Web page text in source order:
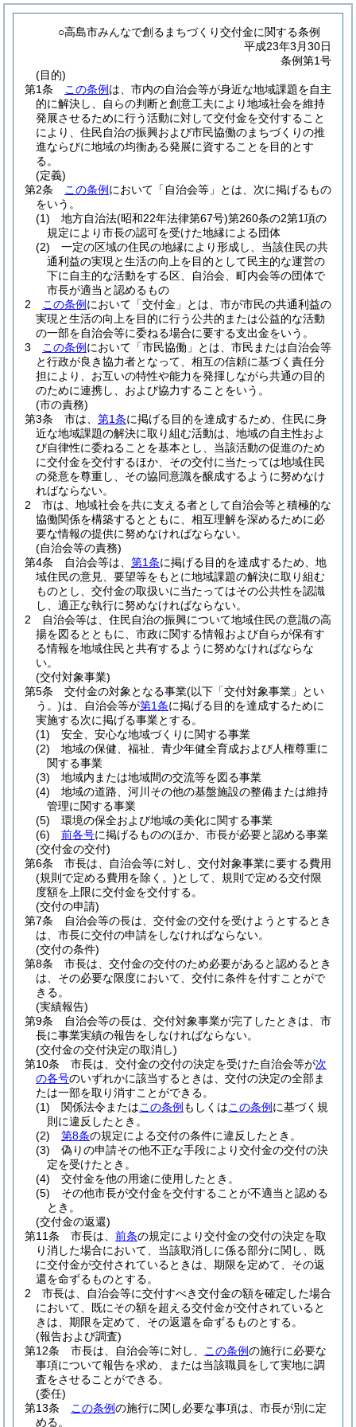
○高島市みんなで創るまちづくり交付金に関する条例
平成23年3月30日
条例第1号
(目的)
第1条
この条例 は、市内の自治会等が身近な地域課題を自主
的に解決し、自らの判断と創意工夫により地域社会を維持
発展させるために行う活動に対して交付金を交付すること
により、住民自治の振興および市民協働のまちづくりの推
進ならびに地域の均衡ある発展に資することを目的とす
る。
(定義)
第2条
この条例 において「自治会等」とは、次に掲げるもの
をいう。
(1)
地方自治法(昭和22年法律第67号)第260条の2第1項の
規定により市長の認可を受けた地縁による団体
(2)
一定の区域の住民の地縁により形成し、当該住民の共
通利益の実現と生活の向上を目的として民主的な運営の
下に自主的な活動をする区、自治会、町内会等の団体で
市長が適当と認めるもの
2
この条例 において「交付金」とは、市が市民の共通利益の
実現と生活の向上を目的に行う公共的または公益的な活動
の一部を自治会等に委ねる場合に要する支出金をいう。
3
この条例 において「市民協働」とは、市民または自治会等
と行政が良き協力者となって、相互の信頼に基づく責任分
担により、お互いの特性や能力を発揮しながら共通の目的
のために連携し、および協力することをいう。
(市の責務)
第3条
市は、 第1条に掲げる目的を達成するため、住民に身
近な地域課題の解決に取り組む活動は、地域の自主性およ
び自律性に委ねることを基本とし、当該活動の促進のため
に交付金を交付するほか、その交付に当たっては地域住民
の発意を尊重し、その協同意識を醸成するように努めなけ
ればならない。
2
市は、地域社会を共に支える者として自治会等と積極的な
協働関係を構築するとともに、相互理解を深めるために必
要な情報の提供に努めなければならない。
(自治会等の責務)
第4条
自治会等は、 第1条に掲げる目的を達成するため、地
域住民の意見、要望等をもとに地域課題の解決に取り組む
ものとし、交付金の取扱いに当たってはその公共性を認識
し、適正な執行に努めなければならない。
2
自治会等は、住民自治の振興について地域住民の意識の高
揚を図るとともに、市政に関する情報および自らが保有す
る情報を地域住民と共有するように努めなければならな
い。
(交付対象事業)
第5条
交付金の対象となる事業(以下「交付対象事業」とい
う。)は、自治会等が第1条に掲げる目的を達成するために
実施する次に掲げる事業とする。
(1)
安全、安心な地域づくりに関する事業
(2)
地域の保健、福祉、青少年健全育成および人権尊重に
関する事業
(3)
地域内または地域間の交流等を図る事業
(4)
地域の道路、河川その他の基盤施設の整備または維持
管理に関する事業
(5)
環境の保全および地域の美化に関する事業
(6)
前各号に掲げるもののほか、市長が必要と認める事業
(交付金の交付)
第6条
市長は、自治会等に対し、交付対象事業に要する費用
(規則で定める費用を除く。)として、規則で定める交付限
度額を上限に交付金を交付する。
(交付の申請)
第7条
自治会等の長は、交付金の交付を受けようとするとき
は、市長に交付の申請をしなければならない。
(交付の条件)
第8条
市長は、交付金の交付のため必要があると認めるとき
は、その必要な限度において、交付に条件を付すことがで
きる。
(実績報告)
第9条
自治会等の長は、交付対象事業が完了したときは、市
長に事業実績の報告をしなければならない。
(交付金の交付決定の取消し)
第10条
市長は、交付金の交付の決定を受けた自治会等が次
の各号のいずれかに該当するときは、交付の決定の全部ま
たは一部を取り消すことができる。
(1)
関係法令またはこの条例 もしくはこの条例 に基づく規
則に違反したとき。
(2)
第8条の規定による交付の条件に違反したとき。
(3)
偽りの申請その他不正な手段により交付金の交付の決
定を受けたとき。
(4)
交付金を他の用途に使用したとき。
(5)
その他市長が交付金を交付することが不適当と認める
とき。
(交付金の返還)
第11条
市長は、 前条の規定により交付金の交付の決定を取
り消した場合において、当該取消しに係る部分に関し、既
に交付金が交付されているときは、期限を定めて、その返
還を命ずるものとする。
2
市長は、自治会等に交付すべき交付金の額を確定した場合
において、既にその額を超える交付金が交付されていると
きは、期限を定めて、その返還を命ずるものとする。
(報告および調査)
第12条
市長は、自治会等に対し、 この条例の施行に必要な
事項について報告を求め、または当該職員をして実地に調
査をさせることができる。
(委任)
第13条
この条例の施行に関し必要な事項は、市長が別に定
める。